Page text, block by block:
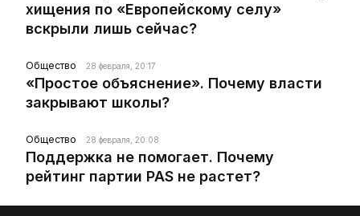
хищения по «Европейскому селу»
вскрыли лишь сейчас?
Общество 28 февраля, 20:17
«Простое объяснение». Почему власти
закрывают школы?
Общество 28 февраля, 20:08
Поддержка не помогает. Почему
рейтинг партии PAS не растет?